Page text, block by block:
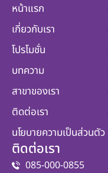
หน้าแรก
เกี่ยวกับเรา
โปรโมชั่น
บทความ
สาขาของเรา
ติดต่อเรา
นโยบายความเป็นส่วนตัว
ติดต่อเรา
085-000-0855